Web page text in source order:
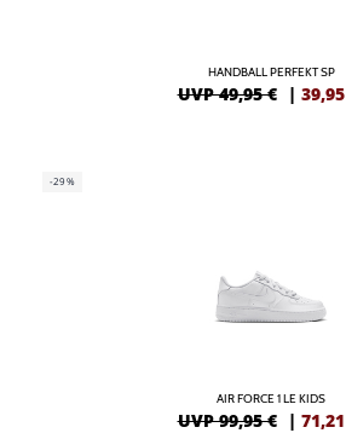
HANDBALL PERFEKT SP
UVP 49,95 € | 39,95
-29%
AIR FORCE 1 LE KIDS
UVP 99,95 € | 71,21